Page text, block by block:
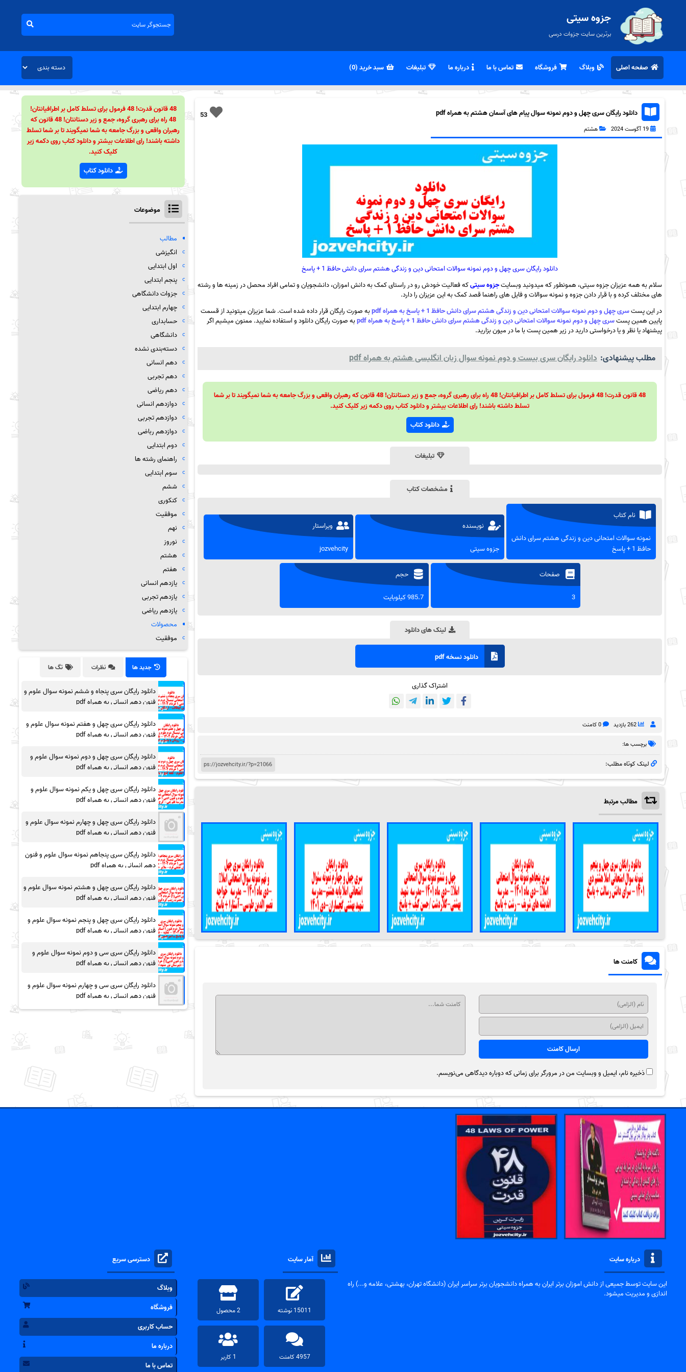
جزوه سیتی
برترین سایت جزوات درسی
صفحه اصلی وبلاگ فروشگاه تماس با ما درباره ما تبلیغات سبد خرید (0)
53 دانلود رایگان سری چهل و دوم نمونه سوال پیام های آسمان هشتم به همراه pdf
19 آگوست 2024 هشتم
دانلود رایگان سری چهل و دوم نمونه سوالات امتحانی دین و زندگی هشتم سرای دانش حافظ 1 + پاسخ
سلام به همه عزیزان جزوه سیتی، همونطور که میدونید وبسایتجزوه سیتیکه فعالیت خودش رو در راستای کمک به دانش اموزان، دانشجویان و تمامی افراد محصل در زمینه ها و رشته
های مختلف کرده و با قرار دادن جزوه و نمونه سوالات و فایل های راهنما قصد کمک به این عزیزان را دارد.
در این پستسری چهل و دوم نمونه سوالات امتحانی دین و زندگی هشتم سرای دانش حافظ 1 + پاسخ به همراه pdf
به صورت رایگان قرار داده شده است. شما عزیزان میتونید از قسمت
پایین همین پستسری چهل و دوم نمونه سوالات امتحانی دین و زندگی هشتم سرای دانش حافظ 1 + پاسخ به همراه pdf
به صورت رایگان دانلود و استفاده نمایید. ممنون میشیم اگر
پیشنهاد یا نظر و یا درخواستی دارید در زیر همین پست با ما در میون بزارید.
مطلب پیشنهادی: دانلود رایگان سری بیست و دوم نمونه سوال زبان انگلیسی هشتم به همراه pdf
48 قانون قدرت! 48 فرمول برای تسلط کامل بر اطرافیانتان! 48 راه برای رهبری گروه، جمع و زیر دستانتان! 48 قانون که رهبران واقعی و بزرگ جامعه به شما نمیگویند تا بر شما
تسلط داشته باشند! رای اطلاعات بیشتر و دانلود کتاب روی دکمه زیر کلیک کنید.
دانلود کتاب
تبلیغات
مشخصات کتاب
نام کتاب
نمونه سوالات امتحانی دین و زندگی هشتم سرای دانش
حافظ 1 + پاسخ
نویسنده
جزوه سیتی
ویراستار
jozvehcity
صفحات
3
حجم
985.7 کیلوبایت
لینک های دانلود
دانلود نسخه pdf
اشتراک گذاری
262 بازدید 0 کامنت
برچسب ها:
لینک کوتاه مطلب:
مطالب مرتبط
کامنت ها
ذخیره نام، ایمیل و وبسایت من در مرورگر برای زمانی که دوباره دیدگاهی می‌نویسم.
48 قانون قدرت! 48 فرمول برای تسلط کامل بر اطرافیانتان!
48 راه برای رهبری گروه، جمع و زیر دستانتان! 48 قانون که
رهبران واقعی و بزرگ جامعه به شما نمیگویند تا بر شما تسلط
داشته باشند! رای اطلاعات بیشتر و دانلود کتاب روی دکمه زیر
کلیک کنید.
دانلود کتاب
موضوعات
مطالب
انگیزشی
اول ابتدایی
پنجم ابتدایی
جزوات دانشگاهی
چهارم ابتدایی
حسابداری
دانشگاهی
دسته‌بندی نشده
دهم انسانی
دهم تجربی
دهم ریاضی
دوازدهم انسانی
دوازدهم تجربی
دوازدهم رباضی
دوم ابتدایی
راهنمای رشته ها
سوم ابتدایی
ششم
کنکوری
موفقیت
نهم
نوروز
هشتم
هفتم
یازدهم انسانی
یازدهم تجربی
یازدهم ریاضی
محصولات
موفقیت
جدید ها نظرات تگ ها
دانلود رایگان سری پنجاه و ششم نمونه سوال علوم و
فنون دهم انسانی به همراه pdf
دانلود رایگان سری چهل و هفتم نمونه سوال علوم و
فنون دهم انسانی به همراه pdf
دانلود رایگان سری چهل و دوم نمونه سوال علوم و
فنون دهم انسانی به همراه pdf
دانلود رایگان سری چهل و یکم نمونه سوال علوم و
فنون دهم انسانی به همراه pdf
دانلود رایگان سری چهل و چهارم نمونه سوال علوم و
فنون دهم انسانی به همراه pdf
دانلود رایگان سری پنجاهم نمونه سوال علوم و فنون
دهم انسانی به همراه pdf
دانلود رایگان سری چهل و هشتم نمونه سوال علوم و
فنون دهم انسانی به همراه pdf
دانلود رایگان سری چهل و پنجم نمونه سوال علوم و
فنون دهم انسانی به همراه pdf
دانلود رایگان سری سی و دوم نمونه سوال علوم و
فنون دهم انسانی به همراه pdf
دانلود رایگان سری سی و چهارم نمونه سوال علوم و
فنون دهم انسانی به همراه pdf
درباره سایت
این سایت توسط جمیعی از دانش اموزان برتر ایران به همراه دانشجویان برتر سراسر ایران (دانشگاه تهران، بهشتی، علامه و...) راه
اندازی و مدیریت میشود.
آمار سایت
15011 نوشته 2 محصول
4957 کامنت 1 کاربر
دسترسی سریع
وبلاگ
فروشگاه
حساب کاربری
درباره ما
تماس با ما